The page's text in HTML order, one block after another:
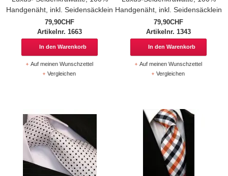
Handgenäht, inkl. Seidensäcklein
79,90CHF
Artikelnr. 1663
In den Warenkorb
Auf meinen Wunschzettel
Vergleichen
Handgenäht, inkl. Seidensäcklein
79,90CHF
Artikelnr. 1343
In den Warenkorb
Auf meinen Wunschzettel
Vergleichen